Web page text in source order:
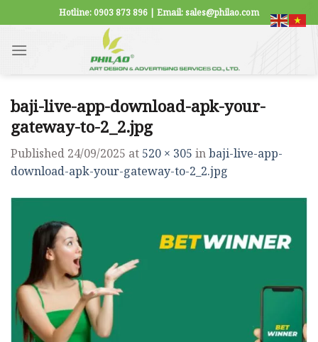
to
content
Hotline: 0903 873 896 | Email: sales@philao.com
baji-live-app-download-apk-your-
gateway-to-2_2.jpg
Published 24/09/2025 at 520 × 305 inbaji-live-app-
download-apk-your-gateway-to-2_2.jpg